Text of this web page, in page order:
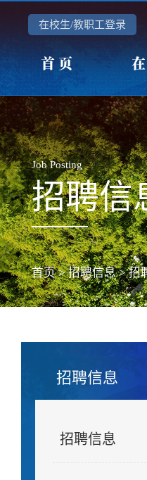
在校生/教职工登录
首 页
Job Posting
招聘信
首页>招聘信息>招
招聘信息
招聘信息